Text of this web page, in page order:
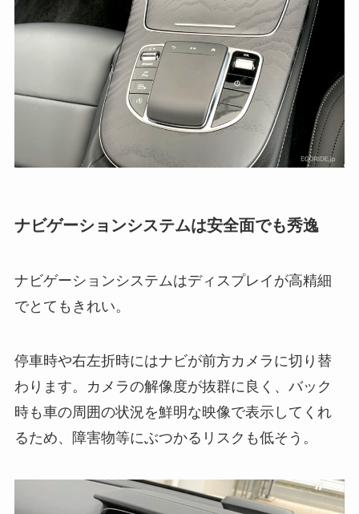
ナビゲーションシステムは安全面でも秀逸
ナビゲーションシステムはディスプレイが高精細
でとてもきれい。
停車時や右左折時にはナビが前方カメラに切り替
わります。カメラの解像度が抜群に良く、バック
時も車の周囲の状況を鮮明な映像で表示してくれ
るため、障害物等にぶつかるリスクも低そう。